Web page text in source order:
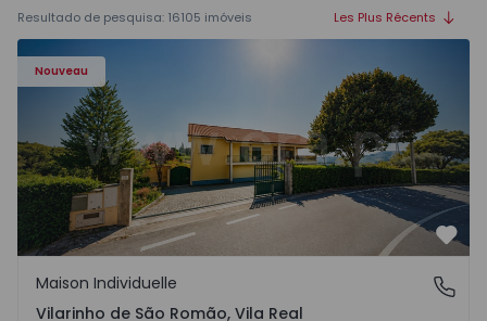
Resultado de pesquisa: 16105 imóveis Les Plus Récents
Nouveau
Maison Individuelle T3 Sabrosa, Vilarinho de São Romão
Vilarinho de São Romão, Vila Real
Maison Individuelle
Vilarinho de São Romão, Vila Real